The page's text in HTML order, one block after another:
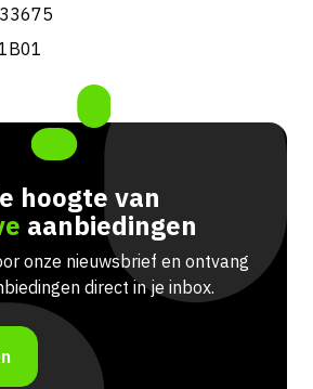
hoogte van
aanbiedingen
onze nieuwsbrief en ontvang
direct in je inbox.